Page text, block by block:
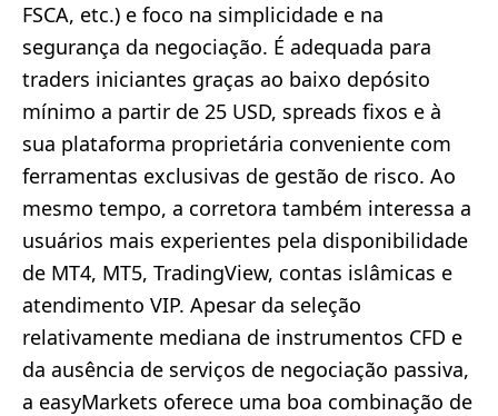
FSCA, etc.) e foco na simplicidade e na
segurança da negociação. É adequada para
traders iniciantes graças ao baixo depósito
mínimo a partir de 25 USD, spreads fixos e à
sua plataforma proprietária conveniente com
ferramentas exclusivas de gestão de risco. Ao
mesmo tempo, a corretora também interessa a
usuários mais experientes pela disponibilidade
de MT4, MT5, TradingView, contas islâmicas e
atendimento VIP. Apesar da seleção
relativamente mediana de instrumentos CFD e
da ausência de serviços de negociação passiva,
a easyMarkets oferece uma boa combinação de